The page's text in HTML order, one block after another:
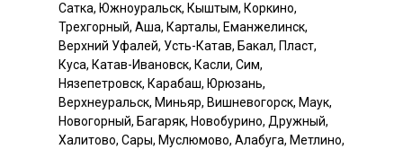
Сатка, Южноуральск, Кыштым, Коркино,
Трехгорный, Аша, Карталы, Еманжелинск,
Верхний Уфалей, Усть-Катав, Бакал, Пласт,
Куса, Катав-Ивановск, Касли, Сим,
Нязепетровск, Карабаш, Юрюзань,
Верхнеуральск, Миньяр, Вишневогорск, Маук,
Новогорный, Багаряк, Новобурино, Дружный,
Халитово, Сары, Муслюмово, Алабуга, Метлино,